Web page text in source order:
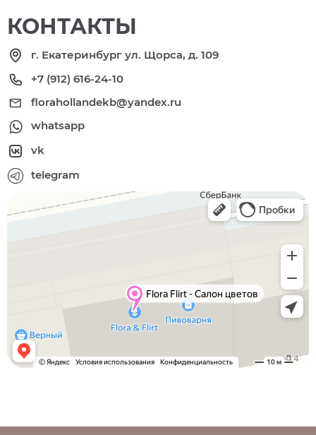
КОНТАКТЫ
г. Екатеринбург ул. Щорса, д. 109
+7 (912) 616-24-10
florahollandekb@yandex.ru
whatsapp
vk
telegram